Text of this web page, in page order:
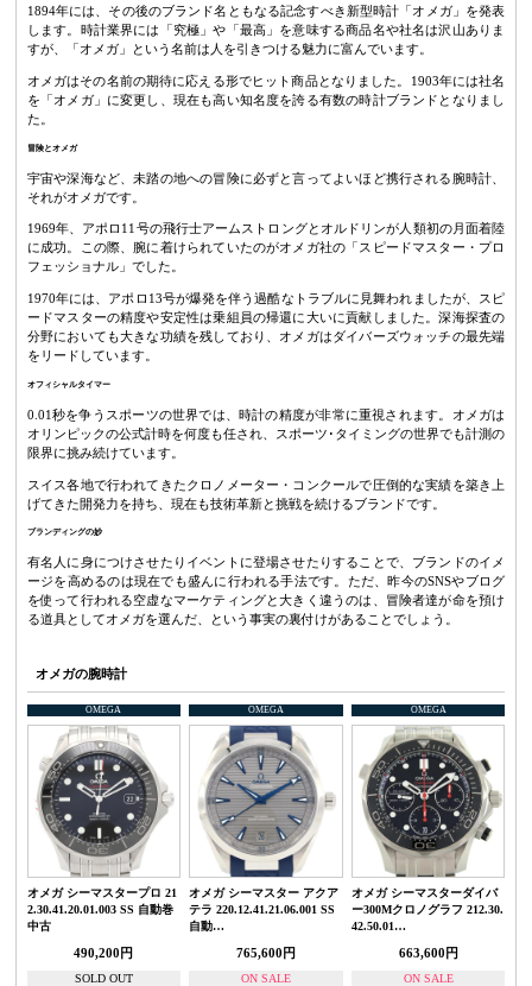
1894年には、その後のブランド名ともなる記念すべき新型時計「オメガ」を発表
します。時計業界には「究極」や「最高」を意味する商品名や社名は沢山ありま
すが、「オメガ」という名前は人を引きつける魅力に富んでいます。
オメガはその名前の期待に応える形でヒット商品となりました。1903年には社名
を「オメガ」に変更し、現在も高い知名度を誇る有数の時計ブランドとなりまし
た。
冒険とオメガ
宇宙や深海など、未踏の地への冒険に必ずと言ってよいほど携行される腕時計、
それがオメガです。
1969年、アポロ11号の飛行士アームストロングとオルドリンが人類初の月面着陸
に成功。この際、腕に着けられていたのがオメガ社の「スピードマスター・プロ
フェッショナル」でした。
1970年には、アポロ13号が爆発を伴う過酷なトラブルに見舞われましたが、スピ
ードマスターの精度や安定性は乗組員の帰還に大いに貢献しました。深海探査の
分野においても大きな功績を残しており、オメガはダイバーズウォッチの最先端
をリードしています。
オフィシャルタイマー
0.01秒を争うスポーツの世界では、時計の精度が非常に重視されます。オメガは
オリンピックの公式計時を何度も任され、スポーツ･タイミングの世界でも計測の
限界に挑み続けています。
スイス各地で行われてきたクロノメーター・コンクールで圧倒的な実績を築き上
げてきた開発力を持ち、現在も技術革新と挑戦を続けるブランドです。
ブランディングの妙
有名人に身につけさせたりイベントに登場させたりすることで、ブランドのイメ
ージを高めるのは現在でも盛んに行われる手法です。ただ、昨今のSNSやブログ
を使って行われる空虚なマーケティングと大きく違うのは、冒険者達が命を預け
る道具としてオメガを選んだ、という事実の裏付けがあることでしょう。
オメガの腕時計
OMEGA
オメガ シーマスタープロ 21
2.30.41.20.01.003 SS 自動巻
中古
490,200円
SOLD OUT
OMEGA
オメガ シーマスター アクア
テラ 220.12.41.21.06.001 SS
自動…
765,600円
ON SALE
OMEGA
オメガ シーマスターダイバ
ー300Mクロノグラフ 212.30.
42.50.01…
663,600円
ON SALE